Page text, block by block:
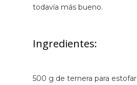
todavía más bueno.
Ingredientes:
500 g de ternera para estofar